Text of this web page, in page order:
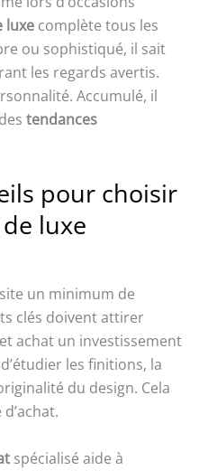
luxecomplète tous les
ou sophistiqué, il sait
les regards avertis.
Accumulé, il
tendances
pour choisir
luxe
un minimum de
clés doivent attirer
achat un investissement
les finitions, la
du design. Cela
spécialisé aide à